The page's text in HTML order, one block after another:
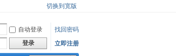
切换到宽版
自动登录
找回密码
登录 立即注册